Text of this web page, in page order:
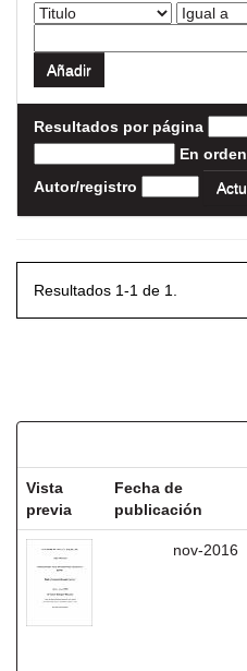
Resultados por página
En orden
Autor/registro
Resultados 1-1 de 1.
Vista
previa
Fecha de
publicación
nov-2016